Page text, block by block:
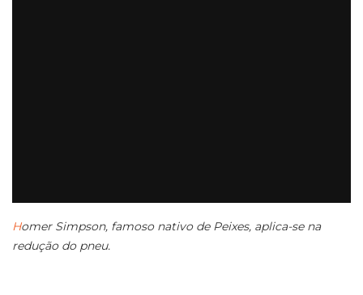
Homer Simpson, famoso nativo de Peixes, aplica-se na
redução do pneu.